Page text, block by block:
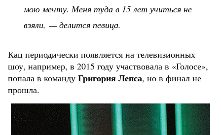
мою мечту. Меня туда в 15 лет учиться не
взяли, — делится певица.
Кац периодически появляется на телевизионных
шоу, например, в 2015 году участвовала в «Голосе»,
попала в команду Григория Лепса, но в финал не
прошла.